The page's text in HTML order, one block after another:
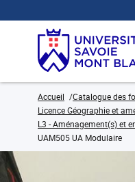
Accueil Catalogue des
Licence Géographie et
L3 - Aménagement(s) et
UAM505 UA Modulaire